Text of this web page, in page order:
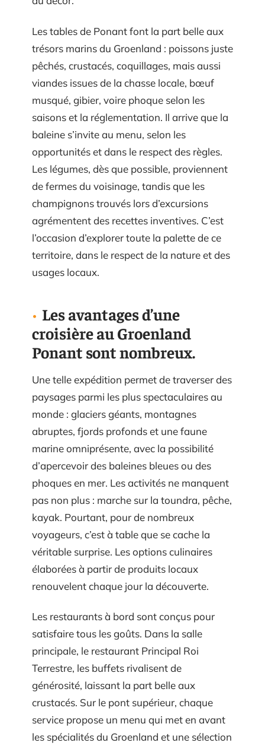
Les tables de Ponant font la part belle aux
trésors marins du Groenland : poissons juste
pêchés, crustacés, coquillages, mais aussi
viandes issues de la chasse locale, bœuf
musqué, gibier, voire phoque selon les
saisons et la réglementation. Il arrive que la
baleine s’invite au menu, selon les
opportunités et dans le respect des règles.
Les légumes, dès que possible, proviennent
de fermes du voisinage, tandis que les
champignons trouvés lors d’excursions
agrémentent des recettes inventives. C’est
l’occasion d’explorer toute la palette de ce
territoire, dans le respect de la nature et des
usages locaux.
Les avantages d’une
croisière au Groenland
Ponant sont nombreux.
Une telle expédition permet de traverser des
paysages parmi les plus spectaculaires au
monde : glaciers géants, montagnes
abruptes, fjords profonds et une faune
marine omniprésente, avec la possibilité
d’apercevoir des baleines bleues ou des
phoques en mer. Les activités ne manquent
pas non plus : marche sur la toundra, pêche,
kayak. Pourtant, pour de nombreux
voyageurs, c’est à table que se cache la
véritable surprise. Les options culinaires
élaborées à partir de produits locaux
renouvelent chaque jour la découverte.
Les restaurants à bord sont conçus pour
satisfaire tous les goûts. Dans la salle
principale, le restaurant Principal Roi
Terrestre, les buffets rivalisent de
générosité, laissant la part belle aux
crustacés. Sur le pont supérieur, chaque
service propose un menu qui met en avant
les spécialités du Groenland et une sélection